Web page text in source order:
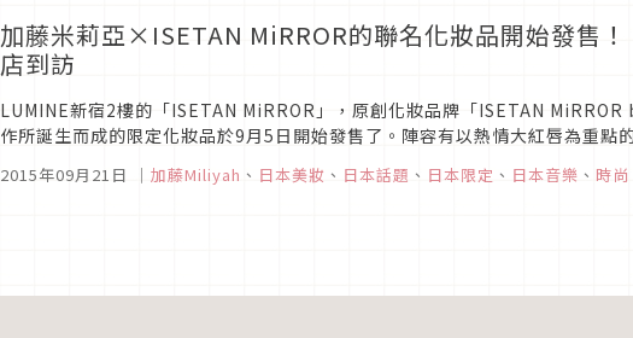
加藤米莉亞×ISETAN MiRROR的聯名化妝品開始發售
店到訪
LUMINE新宿2樓的「ISETAN MiRROR」，原創化妝品牌「ISETAN
作所誕生而成的限定化妝品於9月5日開始發售了。陣容有以熱情大紅唇為重點
2015年09月21日 ｜ 加藤Miliyah 、 日本美妝 、 日本話題 、 日本限定 、 日本音樂 、 時尚